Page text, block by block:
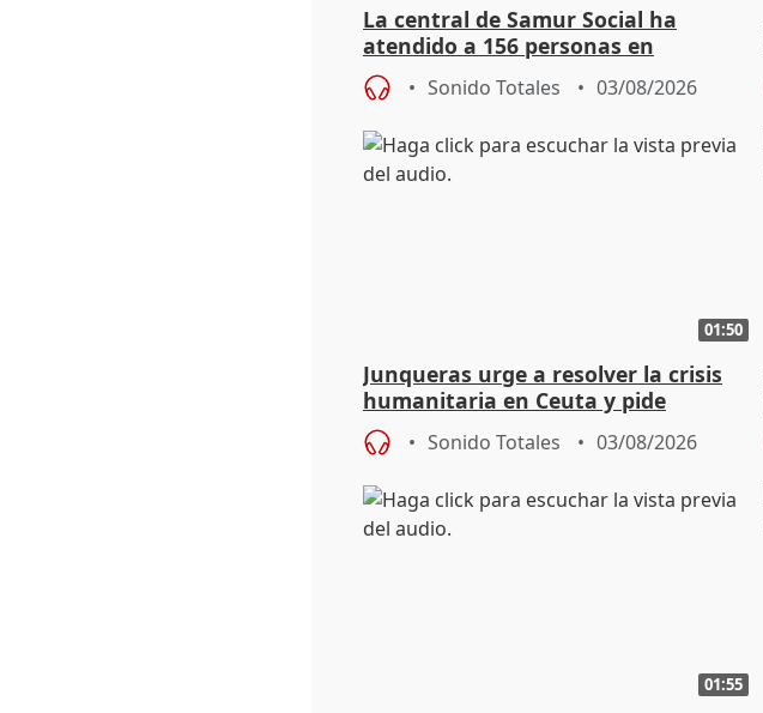
La central de Samur Social ha
atendido a 156 personas en
situación de calle durante Campaña
de CalorSonido Totales 03/08/2026
01:50
Junqueras urge a resolver la crisis
humanitaria en Ceuta y pide
responsabilidad a la UE
Sonido Totales 03/08/2026
01:55